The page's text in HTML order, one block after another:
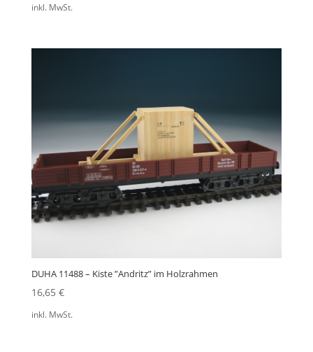
inkl. MwSt.
DUHA 11488 – Kiste ”Andritz” im Holzrahmen
16,65 €
inkl. MwSt.